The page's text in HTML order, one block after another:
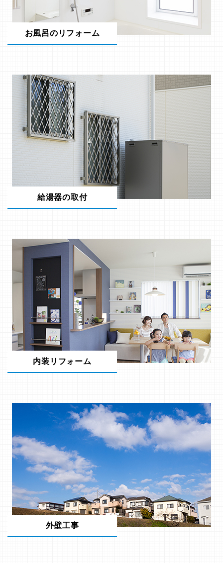
お風呂のリフォーム
給湯器の取付
内装リフォーム
外壁工事